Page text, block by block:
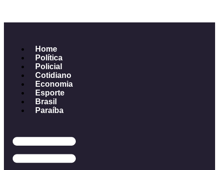
Home
Política
Policial
Cotidiano
Economia
Esporte
Brasil
Paraíba